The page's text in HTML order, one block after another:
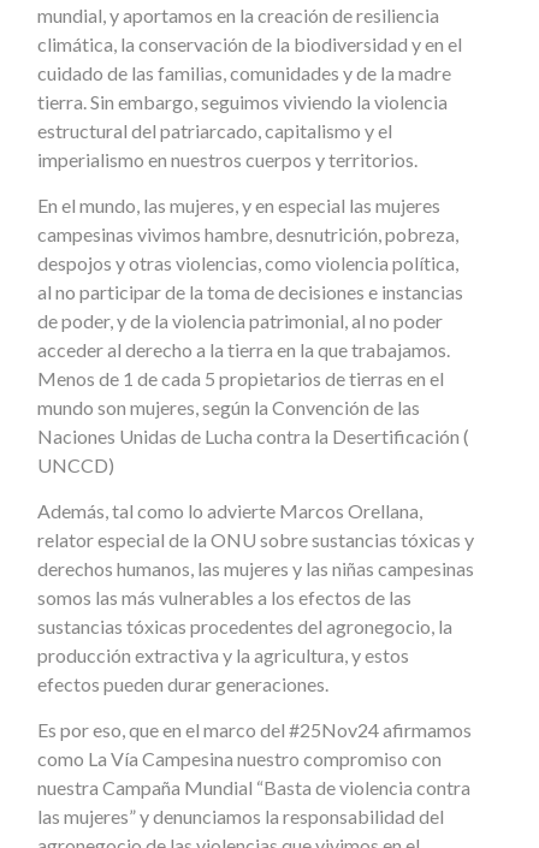
mundial, y aportamos en la creación de resiliencia
climática, la conservación de la biodiversidad y en el
cuidado de las familias, comunidades y de la madre
tierra. Sin embargo, seguimos viviendo la violencia
estructural del patriarcado, capitalismo y el
imperialismo en nuestros cuerpos y territorios.
En el mundo, las mujeres, y en especial las mujeres
campesinas vivimos hambre, desnutrición, pobreza,
despojos y otras violencias, como violencia política,
al no participar de la toma de decisiones e instancias
de poder, y de la violencia patrimonial, al no poder
acceder al derecho a la tierra en la que trabajamos.
Menos de 1 de cada 5 propietarios de tierras en el
mundo son mujeres, según la Convención de las
Naciones Unidas de Lucha contra la Desertificación (
UNCCD)
Además, tal como lo advierte Marcos Orellana,
relator especial de la ONU sobre sustancias tóxicas y
derechos humanos, las mujeres y las niñas campesinas
somos las más vulnerables a los efectos de las
sustancias tóxicas procedentes del agronegocio, la
producción extractiva y la agricultura, y estos
efectos pueden durar generaciones.
Es por eso, que en el marco del #25Nov24 afirmamos
como La Vía Campesina nuestro compromiso con
nuestra Campaña Mundial “Basta de violencia contra
las mujeres” y denunciamos la responsabilidad del